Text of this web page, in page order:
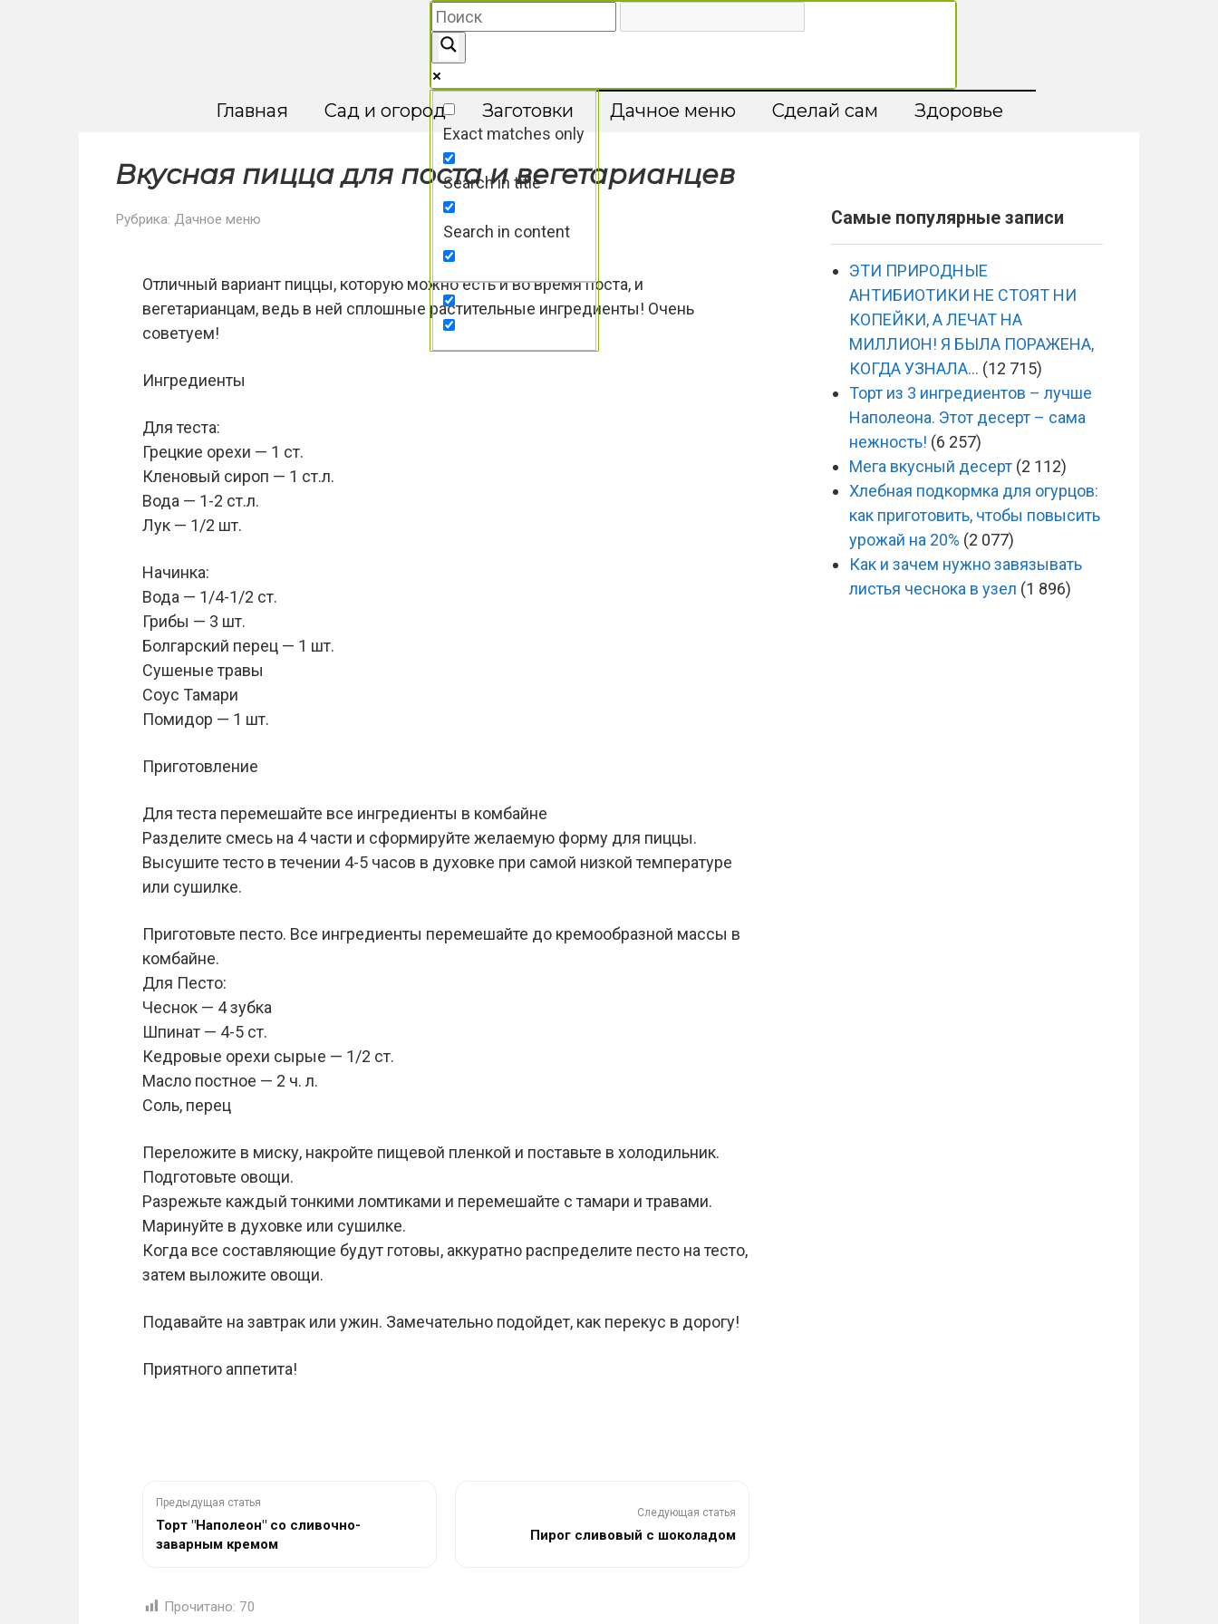
Exact matches only
Search in title
Search in content
Главная Сад и огород Заготовки Дачное меню Сделай сам Здоровье
Вкусная пицца для поста и вегетарианцев
Рубрика: Дачное меню
Отличный вариант пиццы, которую можно есть и во время поста, и
вегетарианцам, ведь в ней сплошные растительные ингредиенты! Очень
советуем!
Ингредиенты
Для теста:
Грецкие орехи — 1 ст.
Кленовый сироп — 1 ст.л.
Вода — 1-2 ст.л.
Лук — 1/2 шт.
Начинка:
Вода — 1/4-1/2 ст.
Грибы — 3 шт.
Болгарский перец — 1 шт.
Сушеные травы
Соус Тамари
Помидор — 1 шт.
Приготовление
Для теста перемешайте все ингредиенты в комбайне
Разделите смесь на 4 части и сформируйте желаемую форму для пиццы.
Высушите тесто в течении 4-5 часов в духовке при самой низкой температуре
или сушилке.
Приготовьте песто. Все ингредиенты перемешайте до кремообразной массы в
комбайне.
Для Песто:
Чеснок — 4 зубка
Шпинат — 4-5 ст.
Кедровые орехи сырые — 1/2 ст.
Масло постное — 2 ч. л.
Соль, перец
Переложите в миску, накройте пищевой пленкой и поставьте в холодильник.
Подготовьте овощи.
Разрежьте каждый тонкими ломтиками и перемешайте с тамари и травами.
Маринуйте в духовке или сушилке.
Когда все составляющие будут готовы, аккуратно распределите песто на тесто,
затем выложите овощи.
Подавайте на завтрак или ужин. Замечательно подойдет, как перекус в дорогу!
Приятного аппетита!
Предыдущая статья
Торт "Наполеон" со сливочно-
заварным кремом
Следующая статья
Пирог сливовый с шоколадом
Прочитано: 70
Самые популярные записи
ЭТИ ПРИРОДНЫЕ
АНТИБИОТИКИ НЕ СТОЯТ НИ
КОПЕЙКИ, А ЛЕЧАТ НА
МИЛЛИОН! Я БЫЛА ПОРАЖЕНА,
КОГДА УЗНАЛА… (12 715)
Торт из 3 ингредиентов – лучше
Наполеона. Этот десерт – сама
нежность! (6 257)
Мега вкусный десерт (2 112)
Хлебная подкормка для огурцов:
как приготовить, чтобы повысить
урожай на 20% (2 077)
Как и зачем нужно завязывать
листья чеснока в узел (1 896)